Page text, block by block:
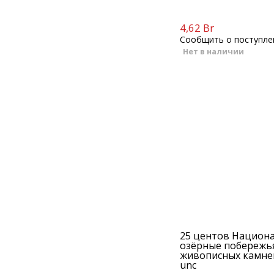
4,62 Br
Сообщить о
Нет в наличии
25 центов
озёрные
живописных
unc